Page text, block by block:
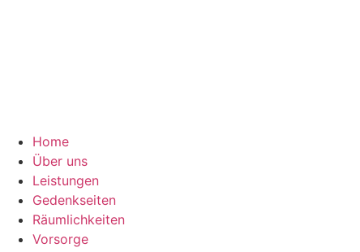
Home
Über uns
Leistungen
Gedenkseiten
Räumlichkeiten
Vorsorge